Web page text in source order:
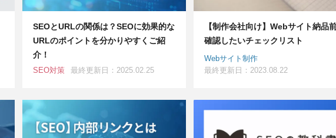
SEOとURLの関係は？SEOに効果的な
URLのポイントを分かりやすくご紹
介！
SEO対策 最終更新日：2025.02.25
【制作会社向け】Webサイト納品
確認したいチェックリスト
Webサイト制作
最終更新日：2023.08.22